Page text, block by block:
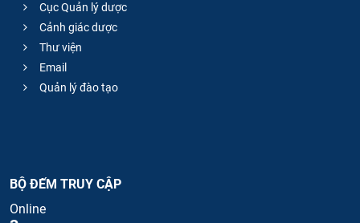
Cục Quản lý dược
Cảnh giác dược
Thư viện
Email
Quản lý đào tạo
BỘ ĐẾM TRUY CẬP
Online